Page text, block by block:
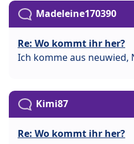
Madeleine170390
Re: Wo kommt ihr her?
Ich komme aus neuwied,
Kimi87
Re: Wo kommt ihr her?